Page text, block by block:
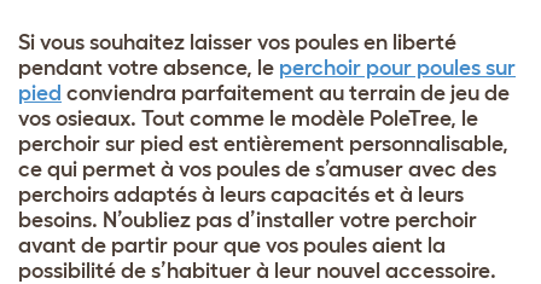
Si vous souhaitez laisser vos poules en liberté
pendant votre absence, le perchoir pour poules sur
pied conviendra parfaitement au terrain de jeu de
vos osieaux. Tout comme le modèle PoleTree, le
perchoir sur pied est entièrement personnalisable,
ce qui permet à vos poules de s’amuser avec des
perchoirs adaptés à leurs capacités et à leurs
besoins. N’oubliez pas d’installer votre perchoir
avant de partir pour que vos poules aient la
possibilité de s’habituer à leur nouvel accessoire.